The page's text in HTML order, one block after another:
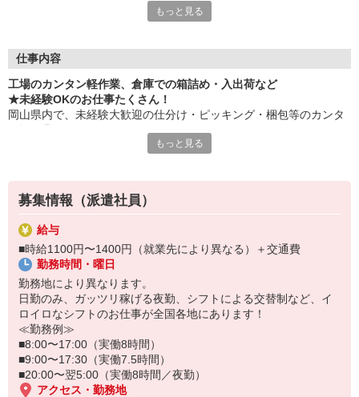
≪性別問わずご活躍中！≫
車通勤・バイク通勤OKも多数あり！「交通費支給OK！」
自宅から通いやすいお仕事お探しの方もぜひご登録下さい☆
勤務実績に応じて給与の一部を給料日前にお支払いOK
※原則月払いでの給与支払です。
＜あんしん資格取得制度＞
就業中の方にはフォークリフト・クレーン・玉掛け・溶接の資格
取得を全力サポート！講習料・受験料を全額当社負担します。
もっと見る
仕事内容
工場のカンタン軽作業、倉庫での箱詰め・入出荷など
★未経験OKのお仕事たくさん！
岡山県内で、未経験大歓迎の仕分け・ピッキング・梱包等のカンタ
もっと見る
募集情報（派遣社員）
給与
■時給1100円〜1400円（就業先により異なる）＋交通費
勤務時間・曜日
勤務地により異なります。
日勤のみ、ガッツリ稼げる夜勤、シフトによる交替制など、イ
ロイロなシフトのお仕事が全国各地にあります！
≪勤務例≫
■8:00〜17:00（実働8時間）
■9:00〜17:30（実働7.5時間）
■20:00〜翌5:00（実働8時間／夜勤）
アクセス・勤務地